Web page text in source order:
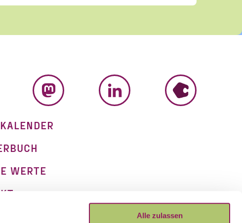
Alle zulassen
MASTODON LINKEDIN HUMHUB
WERTE